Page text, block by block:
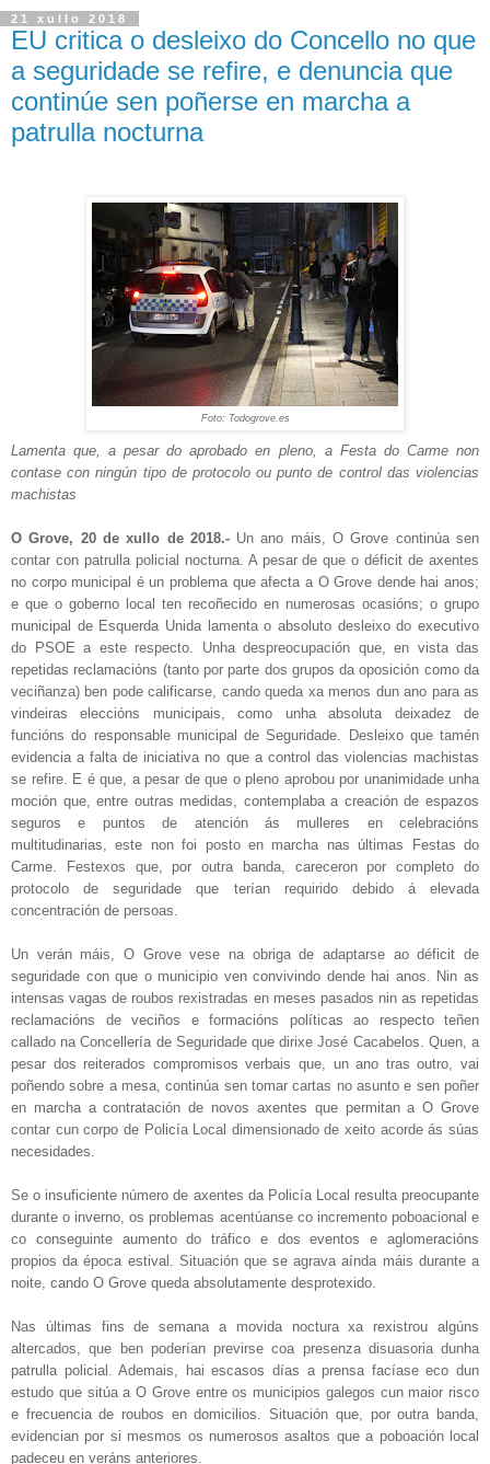
21 xullo 2018
EU critica o desleixo do Concello no que
a seguridade se refire, e denuncia que
continúe sen poñerse en marcha a
patrulla nocturna
Foto: Todogrove.es
Lamenta que, a pesar do aprobado en pleno, a Festa do Carme non
contase con ningún tipo de protocolo ou punto de control das violencias
machistas
O Grove, 20 de xullo de 2018.- Un ano máis, O Grove continúa sen
contar con patrulla policial nocturna. A pesar de que o déficit de axentes
no corpo municipal é un problema que afecta a O Grove dende hai anos;
e que o goberno local ten recoñecido en numerosas ocasións; o grupo
municipal de Esquerda Unida lamenta o absoluto desleixo do executivo
do PSOE a este respecto. Unha despreocupación que, en vista das
repetidas reclamacións (tanto por parte dos grupos da oposición como da
veciñanza) ben pode calificarse, cando queda xa menos dun ano para as
vindeiras eleccións municipais, como unha absoluta deixadez de
funcións do responsable municipal de Seguridade. Desleixo que tamén
evidencia a falta de iniciativa no que a control das violencias machistas
se refire. E é que, a pesar de que o pleno aprobou por unanimidade unha
moción que, entre outras medidas, contemplaba a creación de espazos
seguros e puntos de atención ás mulleres en celebracións
multitudinarias, este non foi posto en marcha nas últimas Festas do
Carme. Festexos que, por outra banda, careceron por completo do
protocolo de seguridade que terían requirido debido á elevada
concentración de persoas.
Un verán máis, O Grove vese na obriga de adaptarse ao déficit de
seguridade con que o municipio ven convivindo dende hai anos. Nin as
intensas vagas de roubos rexistradas en meses pasados nin as repetidas
reclamacións de veciños e formacións políticas ao respecto teñen
callado na Concellería de Seguridade que dirixe José Cacabelos. Quen, a
pesar dos reiterados compromisos verbais que, un ano tras outro, vai
poñendo sobre a mesa, continúa sen tomar cartas no asunto e sen poñer
en marcha a contratación de novos axentes que permitan a O Grove
contar cun corpo de Policía Local dimensionado de xeito acorde ás súas
necesidades.
Se o insuficiente número de axentes da Policía Local resulta preocupante
durante o inverno, os problemas acentúanse co incremento poboacional e
co conseguinte aumento do tráfico e dos eventos e aglomeracións
propios da época estival. Situación que se agrava aínda máis durante a
noite, cando O Grove queda absolutamente desprotexido.
Nas últimas fins de semana a movida noctura xa rexistrou algúns
altercados, que ben poderían previrse coa presenza disuasoria dunha
patrulla policial. Ademais, hai escasos días a prensa facíase eco dun
estudo que sitúa a O Grove entre os municipios galegos cun maior risco
e frecuencia de roubos en domicilios. Situación que, por outra banda,
evidencian por si mesmos os numerosos asaltos que a poboación local
padeceu en veráns anteriores.